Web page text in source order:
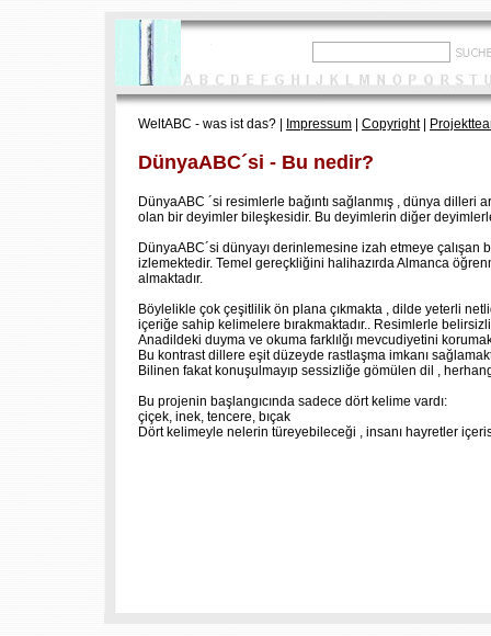
WeltABC - was ist das? | Impressum Copyright|
DünyaABC´si - Bu nedir?
DünyaABC ´si resimlerle bağıntı sağlanmış , dünya dilleri
olan bir deyimler bileşkesidir. Bu deyimlerin diğer
DünyaABC´si dünyayı derinlemesine izah etmeye
izlemektedir. Temel gereçkliğini halihazırda Almanca
almaktadır.
Böylelikle çok çeşitlilik ön plana çıkmakta , dilde yeterli
içeriğe sahip kelimelere bırakmaktadır.. Resimlerle
Anadildeki duyma ve okuma farklılğı mevcudiyetini
Bu kontrast dillere eşit düzeyde rastlaşma imkanı
Bilinen fakat konuşulmayıp sessizliğe gömülen dil ,
Bu projenin başlangıcında sadece dört kelime vardı:
çiçek, inek, tencere, bıçak
Dört kelimeyle nelerin türeyebileceği , insanı hayretler